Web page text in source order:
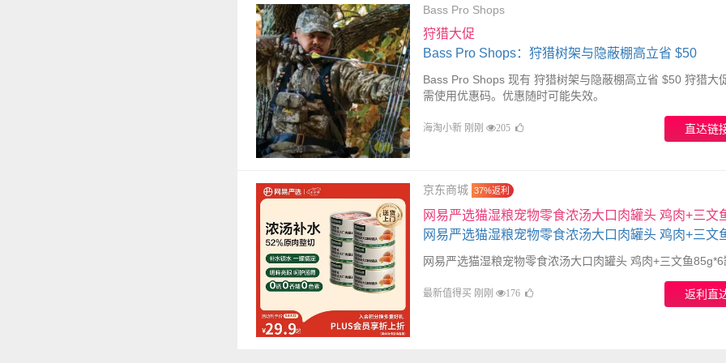
Bass Pro Shops
狩猎大促
Bass Pro Shops：狩猎树架与隐蔽棚高立省 $50
Bass Pro Shops 现有 狩猎树架与隐蔽棚高立省 $50 狩猎大
需使用优惠码。优惠随时可能失效。
海淘小新 刚刚 205 直达
京东商城 37%返利
网易严选猫湿粮宠物零食浓汤大口肉罐头 鸡肉+三文
85g*6罐
网易严选猫湿粮宠物零食浓汤大口肉罐头 鸡肉+三文鱼85g*6
最新值得买 刚刚 176 返利